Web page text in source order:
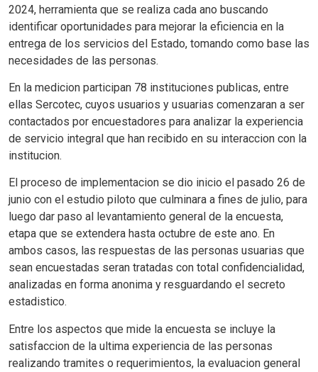
2024, herramienta que se realiza cada ano buscando
identificar oportunidades para mejorar la eficiencia en la
entrega de los servicios del Estado, tomando como base las
necesidades de las personas.
En la medicion participan 78 instituciones publicas, entre
ellas Sercotec, cuyos usuarios y usuarias comenzaran a ser
contactados por encuestadores para analizar la experiencia
de servicio integral que han recibido en su interaccion con la
institucion.
El proceso de implementacion se dio inicio el pasado 26 de
junio con el estudio piloto que culminara a fines de julio, para
luego dar paso al levantamiento general de la encuesta,
etapa que se extendera hasta octubre de este ano. En
ambos casos, las respuestas de las personas usuarias que
sean encuestadas seran tratadas con total confidencialidad,
analizadas en forma anonima y resguardando el secreto
estadistico.
Entre los aspectos que mide la encuesta se incluye la
satisfaccion de la ultima experiencia de las personas
realizando tramites o requerimientos, la evaluacion general